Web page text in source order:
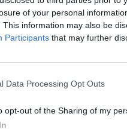
of your personal
This information may also be
Participants that may further
Data Processing Opt Outs
opt-out of the Sharing of my
se pretende hacer
todo, para hacer mejor
pretenden perpetrar
que el poder político,
cambio que se exige es
para dejar a las islas
las cosas como están, la
nos convirtamos en